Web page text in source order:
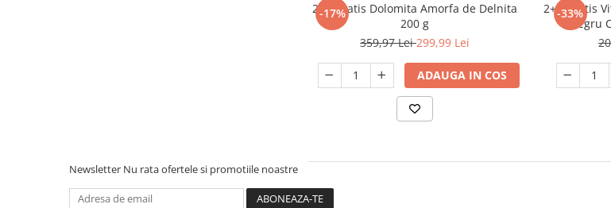
-17%
2+1 Gratis Dolomita Amorfa de Delnita
200 g
359,97 Lei299,99 Lei
ADAUGA IN COS
-33%
2+1 Gratis
Newsletter Nu rata ofertele si promotiile noastre